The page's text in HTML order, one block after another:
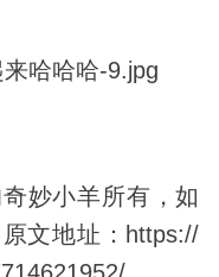
妙小羊所有，如
文地址：https://